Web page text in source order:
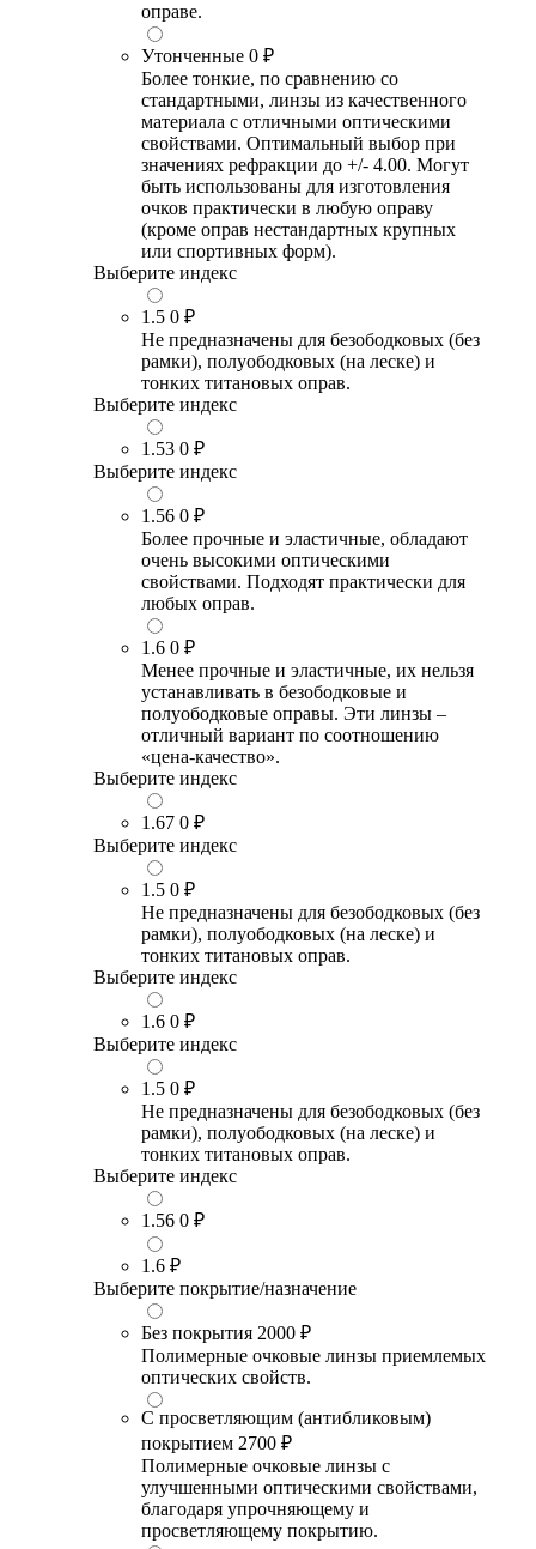
оправе.
Утонченные 0 ₽
Более тонкие, по сравнению со
стандартными, линзы из качественного
материала с отличными оптическими
свойствами. Оптимальный выбор при
значениях рефракции до +/- 4.00. Могут
быть использованы для изготовления
очков практически в любую оправу
(кроме оправ нестандартных крупных
или спортивных форм).
Выберите индекс
1.5 0 ₽
Не предназначены для безободковых (без
рамки), полуободковых (на леске) и
тонких титановых оправ.
Выберите индекс
1.53 0 ₽
Выберите индекс
1.56 0 ₽
Более прочные и эластичные, обладают
очень высокими оптическими
свойствами. Подходят практически для
любых оправ.
1.6 0 ₽
Менее прочные и эластичные, их нельзя
устанавливать в безободковые и
полуободковые оправы. Эти линзы –
отличный вариант по соотношению
«цена-качество».
Выберите индекс
1.67 0 ₽
Выберите индекс
1.5 0 ₽
Не предназначены для безободковых (без
рамки), полуободковых (на леске) и
тонких титановых оправ.
Выберите индекс
1.6 0 ₽
Выберите индекс
1.5 0 ₽
Не предназначены для безободковых (без
рамки), полуободковых (на леске) и
тонких титановых оправ.
Выберите индекс
1.56 0 ₽
1.6 ₽
Выберите покрытие/назначение
Без покрытия 2000 ₽
Полимерные очковые линзы приемлемых
оптических свойств.
С просветляющим (антибликовым)
покрытием 2700 ₽
Полимерные очковые линзы с
улучшенными оптическими свойствами,
благодаря упрочняющему и
просветляющему покрытию.